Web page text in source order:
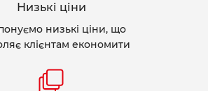
Низькі ціни
низькі ціни, що
клієнтам економити